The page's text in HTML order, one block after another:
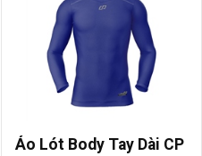
Áo Lót Body Tay Dài CP